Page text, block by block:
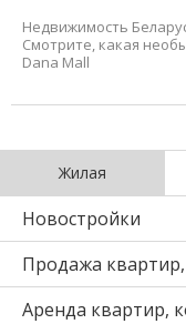
Недвижимость
Смотрите, какая
Dana Mall
Жилая
Новостройки
Продажа
Аренда квартир,